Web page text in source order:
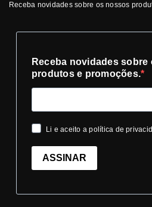
Receba novidades sobre os nossos
Receba novidades sobre
produtos e promoções.
Li e aceito a política de
ASSINAR